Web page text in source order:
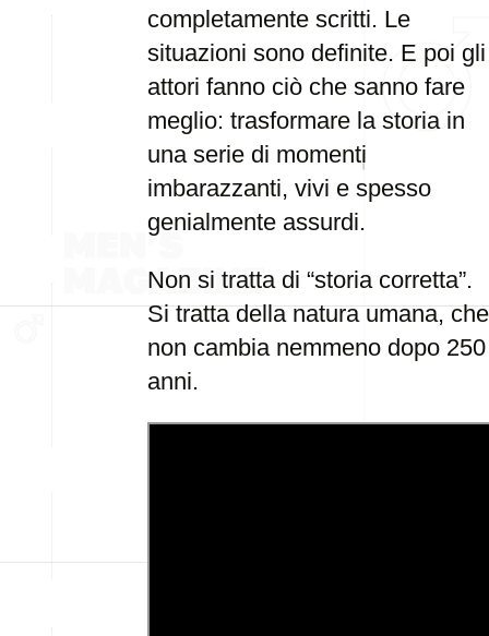
completamente scritti. Le
situazioni sono definite. E poi gli
attori fanno ciò che sanno fare
meglio: trasformare la storia in
una serie di momenti
imbarazzanti, vivi e spesso
genialmente assurdi.
Non si tratta di “storia corretta”.
Si tratta della natura umana, che
non cambia nemmeno dopo 250
anni.